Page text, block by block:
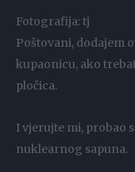
Fotografija: tj
Poštovani, dodajem
kupaonicu, ako
pločica.
I vjerujte mi, probao
nuklearnog sapuna.